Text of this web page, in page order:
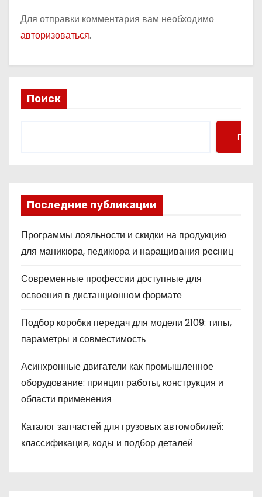
Для отправки комментария вам необходимо
авторизоваться.
Поиск
Поиск
Последние публикации
Программы лояльности и скидки на продукцию
для маникюра, педикюра и наращивания ресниц
Современные профессии доступные для
освоения в дистанционном формате
Подбор коробки передач для модели 2109: типы,
параметры и совместимость
Асинхронные двигатели как промышленное
оборудование: принцип работы, конструкция и
области применения
Каталог запчастей для грузовых автомобилей:
классификация, коды и подбор деталей